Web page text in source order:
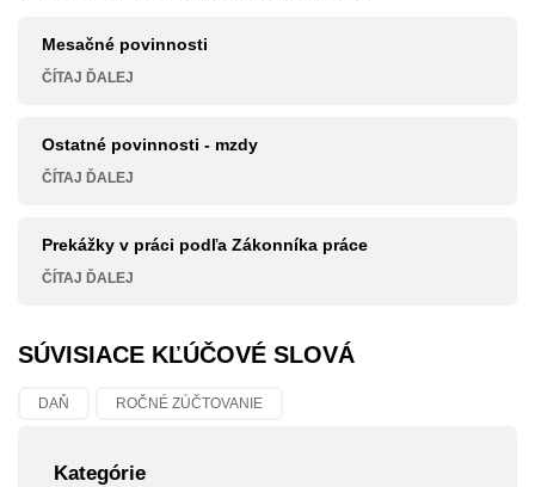
Mesačné povinnosti
ČÍTAJ ĎALEJ
Ostatné povinnosti - mzdy
ČÍTAJ ĎALEJ
Prekážky v práci podľa Zákonníka práce
ČÍTAJ ĎALEJ
SÚVISIACE KĽÚČOVÉ SLOVÁ
DAŇ ROČNÉ ZÚČTOVANIE
Kategórie